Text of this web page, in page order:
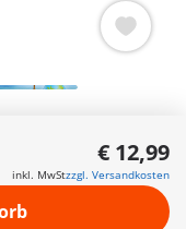
am
in eine kompakte
€ 12,99
inkl. MwStzzgl. Versandkosten